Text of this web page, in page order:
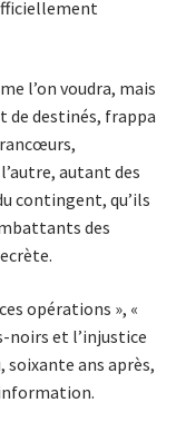
l’on voudra, mais
de destinés, frappa
autant des
contingent, qu’ils
des
opérations », «
noirs et l’injustice
soixante ans après,